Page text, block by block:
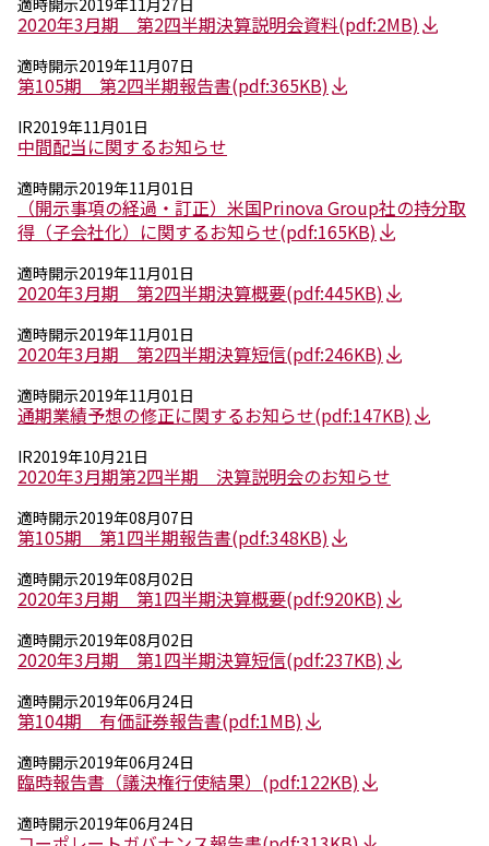
ニュース
2026年
2024年
2023年
2022年
2021年
2020年
2018年
2017年
2016年
2015年
事業案内
機能化学品事業部
スペシャリティケミカル事業部
ポリマーグローバルアカウント事業部
エレクトロニクス事業部
先進機能材料事業部
モビリティソリューションズ事業部
ライフ＆ヘルスケア製品事業部
ナガセバイオイノベーションセンター
ナガセアプリケーションワークショップ
未来共創室
IRニュース：2026年
適時開示2019年11月27日
2020年3月期 第2四半期決算説明会資料(pdf:2MB)
適時開示2019年11月07日
第105期 第2四半期報告書(pdf:365KB)
IR2019年11月01日
中間配当に関するお知らせ
適時開示2019年11月01日
（開示事項の経過・訂正）米国Prinova Group社の持分取
得（子会社化）に関するお知らせ(pdf:165KB)
適時開示2019年11月01日
2020年3月期 第2四半期決算概要(pdf:445KB)
適時開示2019年11月01日
2020年3月期 第2四半期決算短信(pdf:246KB)
適時開示2019年11月01日
通期業績予想の修正に関するお知らせ(pdf:147KB)
IR2019年10月21日
2020年3月期第2四半期 決算説明会のお知らせ
適時開示2019年08月07日
第105期 第1四半期報告書(pdf:348KB)
適時開示2019年08月02日
2020年3月期 第1四半期決算概要(pdf:920KB)
適時開示2019年08月02日
2020年3月期 第1四半期決算短信(pdf:237KB)
適時開示2019年06月24日
第104期 有価証券報告書(pdf:1MB)
適時開示2019年06月24日
臨時報告書（議決権行使結果） (pdf:122KB)
適時開示2019年06月24日